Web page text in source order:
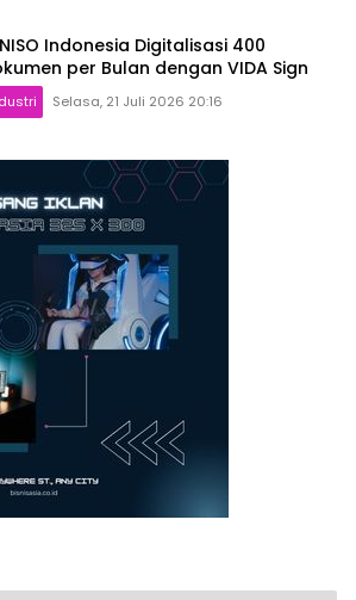
Indonesia Digitalisasi 400
per Bulan dengan VIDA Sign
Selasa, 21 Juli 2026 20:16